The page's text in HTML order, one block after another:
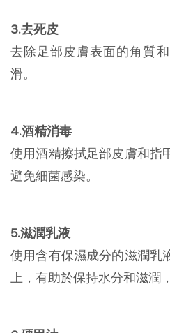
3.去死皮
去除足部皮膚表面的角質
滑。
4.酒精消毒
使用酒精擦拭足部皮膚和指
避免細菌感染。
5.滋潤乳液
使用含有保濕成分的滋潤乳
上，有助於保持水分和滋潤